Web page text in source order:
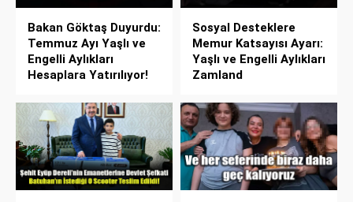
Bakan Göktaş Duyurdu:
Temmuz Ayı Yaşlı ve
Engelli Aylıkları
Hesaplara Yatırılıyor!
Sosyal Desteklere
Memur Katsayısı Ayarı:
Yaşlı ve Engelli Aylıkları
Zamland